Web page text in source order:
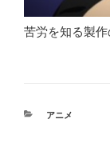
苦労を知る製
カ
アニメ